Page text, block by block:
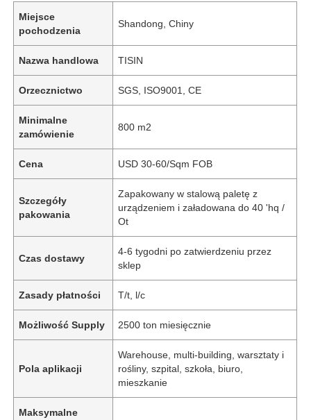
Miejsce
pochodzenia
Shandong, Chiny
Nazwa handlowa TISIN
Orzecznictwo SGS, ISO9001, CE
Minimalne
zamówienie
800 m2
Cena USD 30-60/Sqm FOB
Szczegóły
pakowania
Zapakowany w stalową paletę z
urządzeniem i załadowana do 40 'hq /
Ot
Czas dostawy
4-6 tygodni po zatwierdzeniu przez
sklep
Zasady płatności T/t, l/c
Możliwość Supply 2500 ton miesięcznie
Pola aplikacji
Warehouse, multi-building, warsztaty i
rośliny, szpital, szkoła, biuro,
mieszkanie
Maksymalne